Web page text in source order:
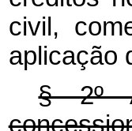
civil,
aplicação
§ 2º